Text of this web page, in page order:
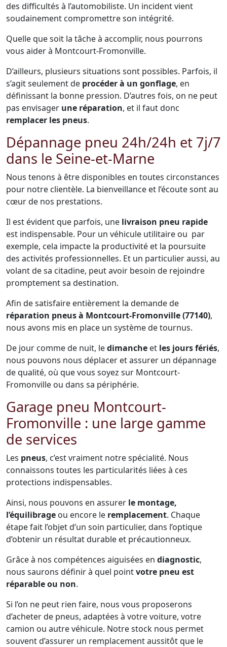
des difficultés à l’automobiliste. Un incident vient
soudainement compromettre son intégrité.
Quelle que soit la tâche à accomplir, nous pourrons
vous aider à Montcourt-Fromonville.
D’ailleurs, plusieurs situations sont possibles. Parfois, il
s’agit seulement de procéder à un gonflage, en
définissant la bonne pression. D’autres fois, on ne peut
pas envisager une réparation, et il faut donc
remplacer les pneus.
Dépannage pneu 24h/24h et 7j/7
dans le Seine-et-Marne
Nous tenons à être disponibles en toutes circonstances
pour notre clientèle. La bienveillance et l’écoute sont au
cœur de nos prestations.
Il est évident que parfois, une livraison pneu rapide
est indispensable. Pour un véhicule utilitaire ou par
exemple, cela impacte la productivité et la poursuite
des activités professionnelles. Et un particulier aussi, au
volant de sa citadine, peut avoir besoin de rejoindre
promptement sa destination.
Afin de satisfaire entièrement la demande de
réparation pneus à Montcourt-Fromonville (77140),
nous avons mis en place un système de tournus.
De jour comme de nuit, ledimanche et les jours fériés,
nous pouvons nous déplacer et assurer un dépannage
de qualité, où que vous soyez sur Montcourt-
Fromonville ou dans sa périphérie.
Garage pneu Montcourt-
Fromonville : une large gamme
de services
Les pneus, c’est vraiment notre spécialité. Nous
connaissons toutes les particularités liées à ces
protections indispensables.
Ainsi, nous pouvons en assurer le montage,
l’équilibrage ou encore le remplacement. Chaque
étape fait l’objet d’un soin particulier, dans l’optique
d’obtenir un résultat durable et précautionneux.
Grâce à nos compétences aiguisées en diagnostic,
nous saurons définir à quel pointvotre pneu est
réparable ou non.
Si l’on ne peut rien faire, nous vous proposerons
d’acheter de pneus, adaptées à votre voiture, votre
camion ou autre véhicule. Notre stock nous permet
souvent d’assurer un remplacement aussitôt que le